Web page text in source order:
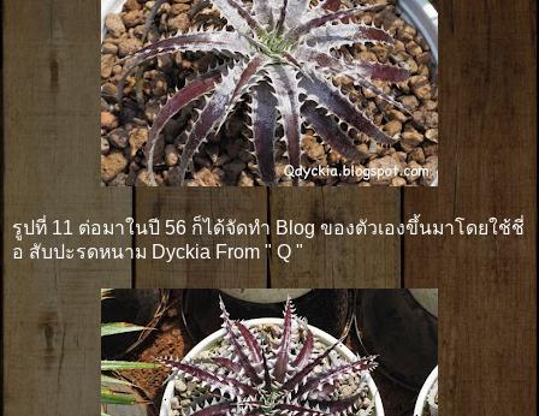
รูปที่ 11 ต่อมาในปี 56 ก็ได้จัดทำ Blog ของตัวเองขึ้นมาโดยใช้ชี่
อ สับปะรดหนาม Dyckia From " Q "